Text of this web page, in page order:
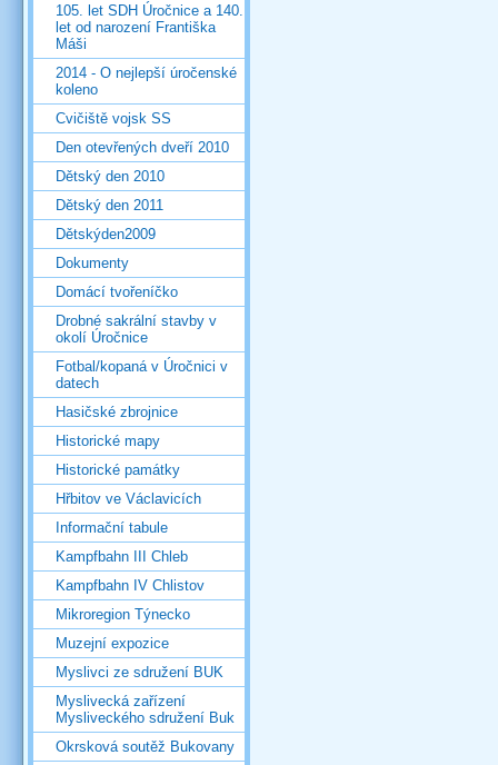
105. let SDH Úročnice a 140.
let od narození Františka
Máši
2014 - O nejlepší úročenské
koleno
Cvičiště vojsk SS
Den otevřených dveří 2010
Dětský den 2010
Dětský den 2011
Dětskýden2009
Dokumenty
Domácí tvořeníčko
Drobné sakrální stavby v
okolí Úročnice
Fotbal/kopaná v Úročnici v
datech
Hasičské zbrojnice
Historické mapy
Historické památky
Hřbitov ve Václavicích
Informační tabule
Kampfbahn III Chleb
Kampfbahn IV Chlistov
Mikroregion Týnecko
Muzejní expozice
Myslivci ze sdružení BUK
Myslivecká zařízení
Mysliveckého sdružení Buk
Okrsková soutěž Bukovany